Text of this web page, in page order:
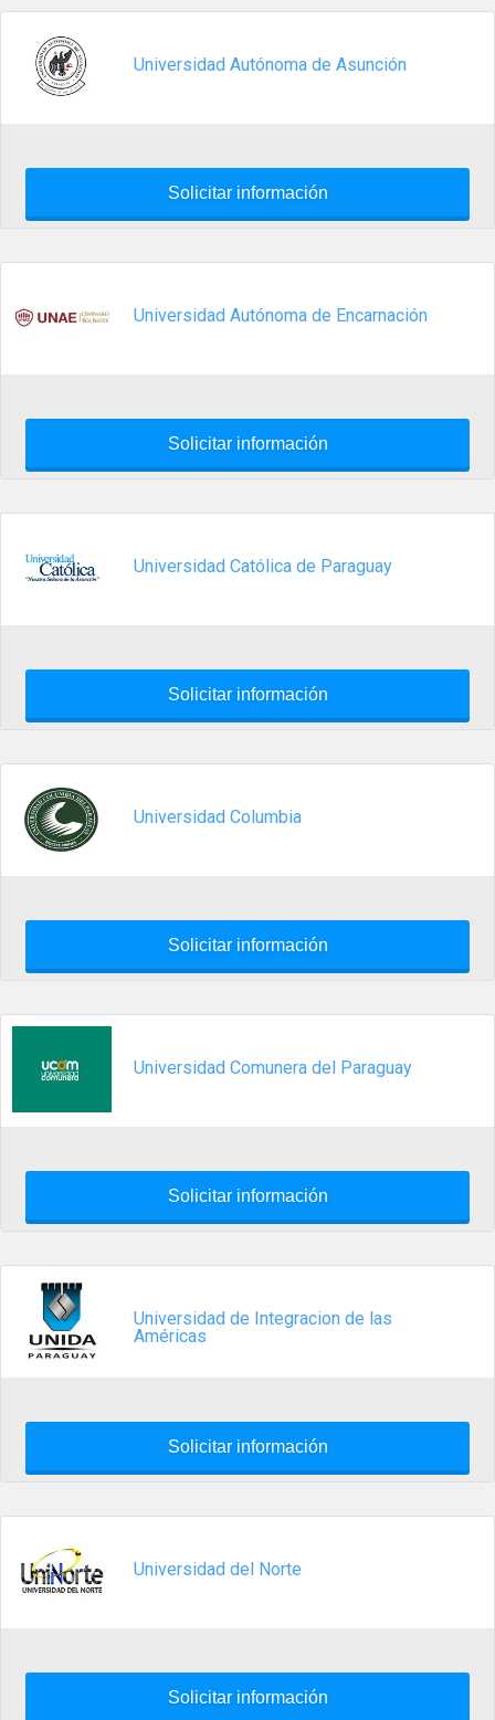
Universidad Autónoma de Asunción
Solicitar información
Universidad Autónoma de Encarnación
Solicitar información
Universidad Católica de Paraguay
Solicitar información
Universidad Columbia
Solicitar información
Universidad Comunera del Paraguay
Solicitar información
Universidad de Integracion de las
Américas
Solicitar información
Universidad del Norte
Solicitar información